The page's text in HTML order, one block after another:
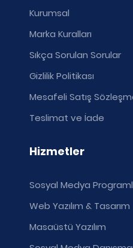
Kurumsal
Marka Kuralları
Sıkça Sorulan Sorular
Gizlilik Politikası
Mesafeli Satış
Teslimat ve İade
Hizmetler
Sosyal Medya
Web Yazılım & Tasarım
Masaüstü Yazılım